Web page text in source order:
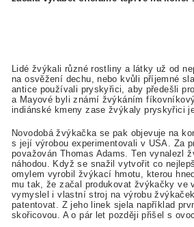
Lidé žvýkali různé rostliny a látky už od
na osvěžení dechu, nebo kvůli příjemné
antice používali pryskyřici, aby předešli
a Mayové byli známí žvýkáním
indiánské kmeny zase žvýkaly pryskyřici
Novodobá žvýkačka se pak objevuje na
s její výrobou experimentovali v USA. Za
považován Thomas Adams. Ten vynalezl
náhodou. Když se snažil vytvořit co
omylem vyrobil žvýkací hmotu, kterou
mu tak, že začal produkovat žvýkačky ve
vymyslel i vlastní stroj na výrobu
patentovat. Z jeho linek sjela například
skořicovou. A o pár let později přišel s